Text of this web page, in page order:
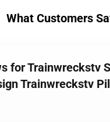
What Customers
for Trainwreckstv
Trainwreckstv